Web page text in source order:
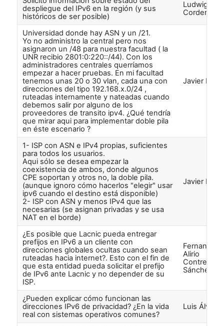
despliegue del IPv6 en la región (y sus
históricos de ser posible)
Ludwig
Cordero
Universidad donde hay ASN y un /21.
Yo no administro la central pero nos
asignaron un /48 para nuestra facultad ( la
UNR recibio 2801:0:220::/44). Con los
administradores centrales querríamos
empezar a hacer pruebas. En mi facultad
tenemos unas 20 o 30 vlan, cada una con
direcciones del tipo 192.168.x.0/24 ,
ruteadas internamente y nateadas cuando
debemos salir por alguno de los
proveedores de transito ipv4. ¿Qué tendría
que mirar aqui para implementar doble pila
en éste escenario ?
Javier
1- ISP con ASN e IPv4 propias, suficientes
para todos los usuarios.
Aqui sólo se desea empezar la
coexistencia de ambos, donde algunos
CPE soportan y otros no, la doble pila.
(aunque ignoro cómo hacerlos "elegir" usar
ipv6 cuando el destino está disponible)
2- ISP con ASN y menos IPv4 que las
necesarias (se asignan privadas y se usa
NAT en el borde)
Javier
¿Es posible que Lacnic pueda entregar
prefijos en IPv6 a un cliente con
direcciones globales ocultas cuando sean
ruteadas hacia internet?. Esto con el fin de
que esta entidad pueda solicitar el prefijo
de IPv6 ante Lacnic y no depender de su
ISP.
Fernando
Alirio
Contreras
Sánchez
¿Pueden explicar cómo funcionan las
direcciones IPv6 de privacidad? ¿En la vida
real con sistemas operativos comunes?
Luis Álvarez